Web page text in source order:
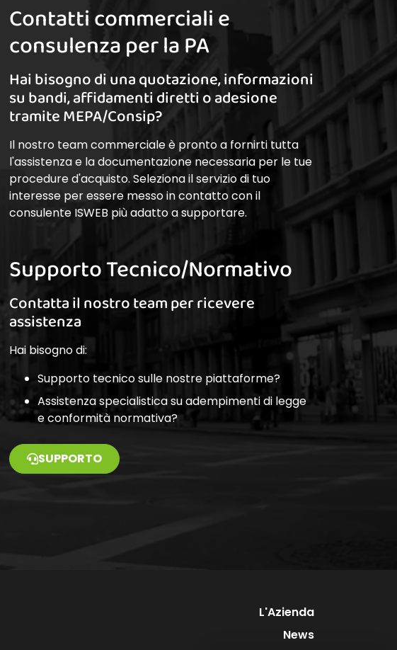
Contatti commerciali e
consulenza per la PA
Hai bisogno di una quotazione, informazioni
su bandi, affidamenti diretti o adesione
tramite MEPA/Consip?
Il nostro team commerciale è pronto a fornirti tutta
l'assistenza e la documentazione necessaria per le tue
procedure d'acquisto. Seleziona il servizio di tuo
interesse per essere messo in contatto con il
consulente ISWEB più adatto a supportare.
Supporto Tecnico/Normativo
Contatta il nostro team per ricevere
assistenza
Hai bisogno di:
Supporto tecnico sulle nostre piattaforme?
Assistenza specialistica su adempimenti di legge
e conformità normativa?
SUPPORTO
L'Azienda
News